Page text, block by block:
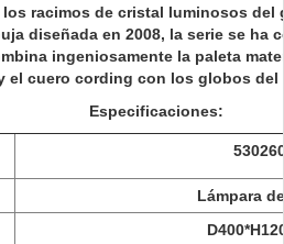
racimos de cristal luminosos del
diseñada en 2008, la serie se ha
ingeniosamente la paleta
el cuero cording con los globos del
Especificaciones:
Lámpara